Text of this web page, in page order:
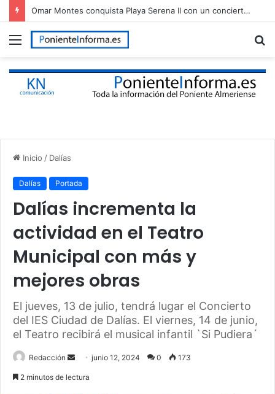
Omar Montes conquista Playa Serena II con un concierto multitudinario en Roquetas de Mar
Menú
Inicio / Dalías
Dalías Portada
Dalías incrementa la
actividad en el Teatro
Municipal con más y
mejores obras
El jueves, 13 de julio, tendrá lugar el Concierto
del IES Ciudad de Dalías. El viernes, 14 de junio,
el Teatro recibirá el musical infantil `Si Pudiera´
Redacción
Sendjunio 12, 2024 0 173
2 minutos de lectura